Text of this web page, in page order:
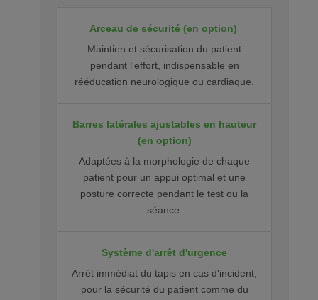
Arceau de sécurité (en option)
Maintien et sécurisation du patient
pendant l'effort, indispensable en
rééducation neurologique ou cardiaque.
Barres latérales ajustables en hauteur
(en option)
Adaptées à la morphologie de chaque
patient pour un appui optimal et une
posture correcte pendant le test ou la
séance.
Système d'arrêt d'urgence
Arrêt immédiat du tapis en cas d'incident,
pour la sécurité du patient comme du